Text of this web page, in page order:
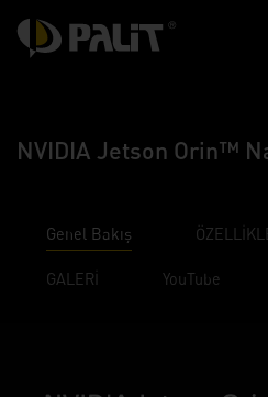
NVIDIA Jetson Orin™
Genel Bakış
GALERİ YouTube